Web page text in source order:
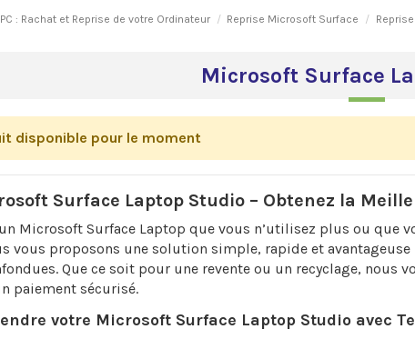
: Rachat et Reprise de votre Ordinateur Reprise Microsoft Surface
Microsoft Surface
disponible pour le moment
Surface Laptop Studio – Obtenez la
Microsoft Surface Laptop que vous n’utilisez plus ou que
vous proposons une solution simple, rapide et
Que ce soit pour une revente ou un recyclage,
paiement sécurisé.
votre Microsoft Surface Laptop Studio avec